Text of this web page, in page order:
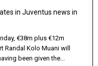
in Juventus news in
€38m plus €12m
Randal Kolo Muani will
been given the...